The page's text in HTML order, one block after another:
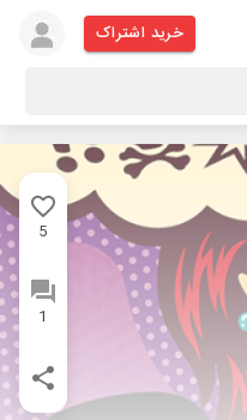
خرید اشتراک
5
1